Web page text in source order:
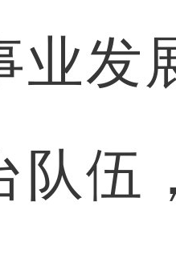
业发
队伍